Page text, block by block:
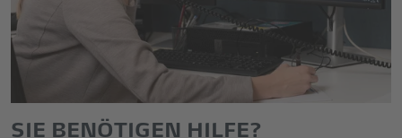
SIE BENÖTIGEN HILFE?